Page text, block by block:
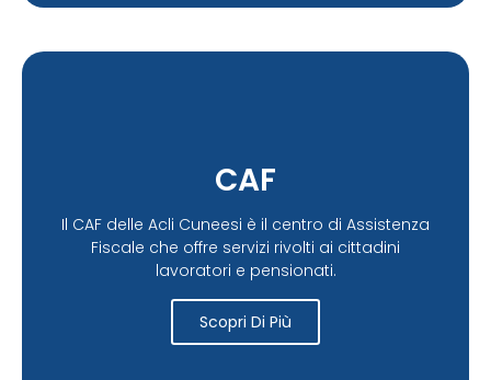
CAF
Il CAF delle Acli Cuneesi è il centro di Assistenza
Fiscale che offre servizi rivolti ai cittadini
lavoratori e pensionati.
Scopri Di Più